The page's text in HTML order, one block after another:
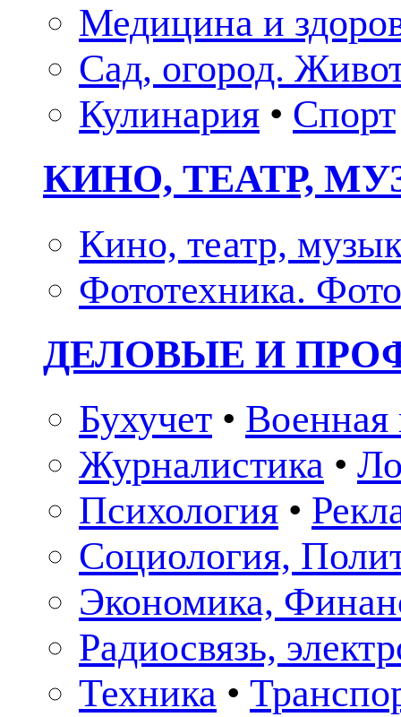
Медицина и
Сад, огород.
Кулинария • Спорт
КИНО, ТЕАТР,
Кино, театр,
Фототехника.
ДЕЛОВЫЕ И
Бухучет • Военная
Журналистика •
Психология •
Социология,
Экономика,
Радиосвязь,
Техника •